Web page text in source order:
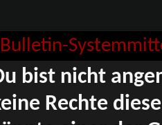
bist nicht
Rechte